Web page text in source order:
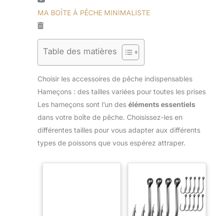
MA BOÎTE À PÊCHE MINIMALISTE
Table des matières
Choisir les accessoires de pêche indispensables
Hameçons : des tailles variées pour toutes les prises
Les hameçons sont l’un des éléments essentiels
dans votre boîte de pêche. Choisissez-les en
différentes tailles pour vous adapter aux différents
types de poissons que vous espérez attraper.